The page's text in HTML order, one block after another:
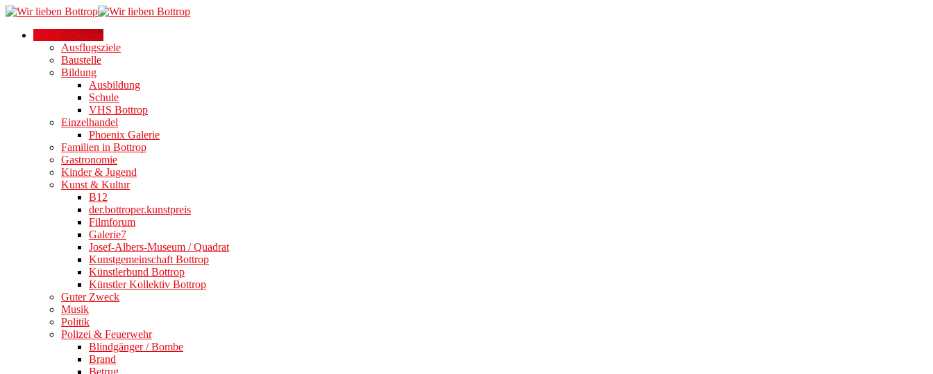
Alle Kategorien
Ausflugsziele
Baustelle
Bildung
Ausbildung
Schule
VHS Bottrop
Einzelhandel
Phoenix Galerie
Familien in Bottrop
Gastronomie
Kinder & Jugend
Kunst & Kultur
B12
der.bottroper.kunstpreis
Filmforum
Galerie7
Josef-Albers-Museum / Quadrat
Kunstgemeinschaft Bottrop
Künstlerbund Bottrop
Künstler Kollektiv Bottrop
Guter Zweck
Musik
Politik
Polizei & Feuerwehr
Blindgänger / Bombe
Brand
Betrug